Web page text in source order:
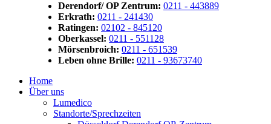
Derendorf/ OP Zentrum: 0211 - 443889
Erkrath: 0211 - 241430
Ratingen: 02102 - 845120
Oberkassel: 0211 - 551128
Mörsenbroich: 0211 - 651539
Leben ohne Brille: 0211 - 93673740
Home
Über uns
Lumedico
Standorte/Sprechzeiten